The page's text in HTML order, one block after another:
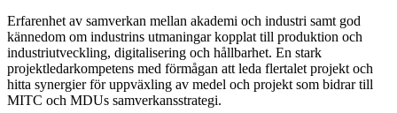
Erfarenhet av samverkan mellan akademi och industri samt god
kännedom om industrins utmaningar kopplat till produktion och
industriutveckling, digitalisering och hållbarhet. En stark
projektledarkompetens med förmågan att leda flertalet projekt och
hitta synergier för uppväxling av medel och projekt som bidrar till
MITC och MDUs samverkansstrategi.